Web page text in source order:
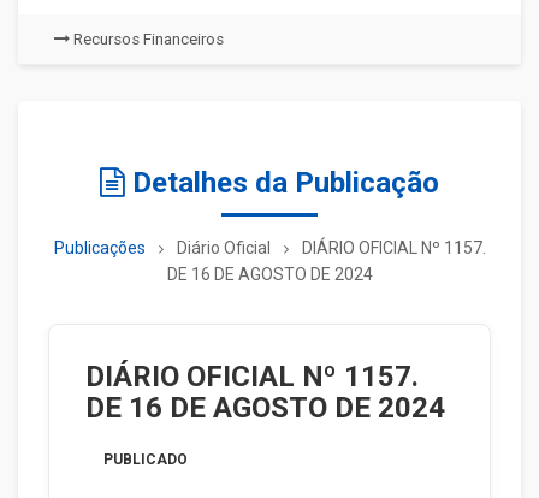
Recursos Financeiros
Detalhes da Publicação
Publicações Diário Oficial
DIÁRIO OFICIAL Nº 1157.
DE 16 DE AGOSTO DE 2024
DIÁRIO OFICIAL Nº 1157.
DE 16 DE AGOSTO DE 2024
PUBLICADO